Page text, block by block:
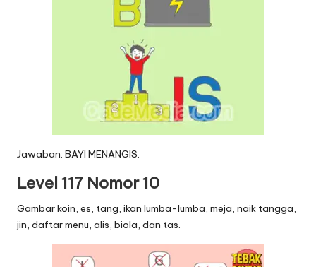
Jawaban: BAYI MENANGIS.
Level 117 Nomor 10
Gambar koin, es, tang, ikan lumba-lumba, meja, naik tangga,
jin, daftar menu, alis, biola, dan tas.